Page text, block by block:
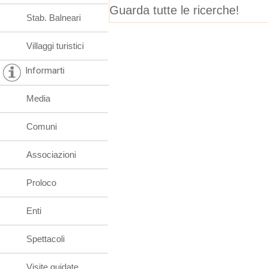
Guarda tutte le ricerche!
Stab. Balneari
Villaggi turistici
Informarti
Media
Comuni
Associazioni
Proloco
Enti
Spettacoli
Visite guidate